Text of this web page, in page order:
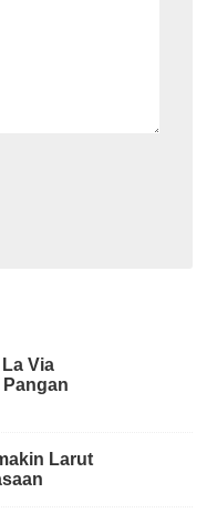
Via
Larut